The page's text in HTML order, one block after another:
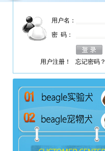
用户名：
密 码：
用户注册！ 忘记密码？